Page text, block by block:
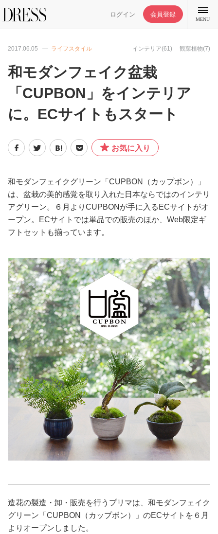
ログイン 会員登録
MENU
特集記事
DRESS部活
ライフスタイル
ファッション
恋愛/結婚/離婚
美容/健康
ワークスタイル
妊娠/出産/家族
ココロ/カラダ
グルメ
トラベル
カルチャー/エンタメ
占い
2017.06.05 ライフスタイル インテリア(61) 観葉植物(7)
和モダンフェイク盆栽
「CUPBON」をインテリア
に。ECサイトもスタート
お気に入り
和モダンフェイクグリーン「CUPBON（カップボン）」
は、盆栽の美的感覚を取り入れた日本ならではのインテリ
アグリーン。６月よりCUPBONが手に入るECサイトがオ
ープン。ECサイトでは単品での販売のほか、Web限定ギ
フトセットも揃っています。
造花の製造・卸・販売を行うプリマは、和モダンフェイク
グリーン「CUPBON（カップボン）」のECサイトを６月
よりオープンしました。